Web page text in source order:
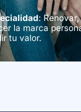
:
la marca
tu valor.